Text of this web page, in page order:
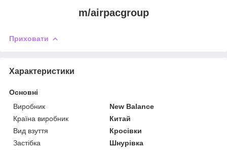
m/airpacgroup
Приховати
Характеристики
Основні
Виробник
New Balance
Країна виробник
Китай
Вид взуття
Кросівки
Застібка
Шнурівка